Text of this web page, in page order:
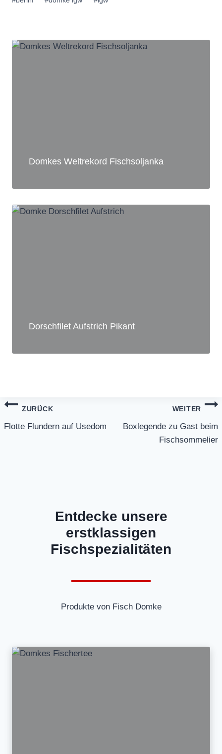
Domkes Weltrekord Fischsoljanka
Dorschfilet Aufstrich Pikant
Beitragsnavigation
ZURÜCK
Flotte Flundern auf Usedom
WEITER
Boxlegende zu Gast beim
Fischsommelier
Entdecke unsere
erstklassigen
Fischspezialitäten
Produkte von Fisch Domke